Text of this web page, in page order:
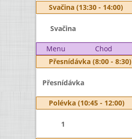
Svačina (13:30 - 14:00)
Svačina
Menu Chod
Přesnídávka (8:00 - 8:30)
Přesnídávka
Polévka (10:45 - 12:00)
1